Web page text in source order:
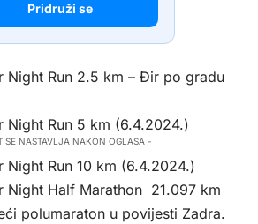
Pridruži se
Run 2.5 km – Đir po gradu
Run 5 km (6.4.2024.)
SE NASTAVLJA NAKON OGLASA -
Run 10 km (6.4.2024.)
Half Marathon 21.097 km
polumaraton u povijesti Zadra.